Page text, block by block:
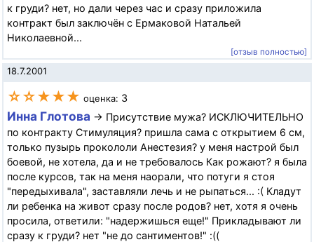
к груди? нет, но дали через час и сразу приложила
контракт был заключён с Ермаковой Натальей
Николаевной...
[отзыв полностью]
18.7.2001
☆☆★★★ оценка: 3
Инна Глотова → Присутствие мужа? ИСКЛЮЧИТЕЛЬНО
по контракту Стимуляция? пришла сама с открытием 6 см,
только пузырь прокололи Анестезия? у меня настрой был
боевой, не хотела, да и не требовалось Как рожают? я была
после курсов, так на меня наорали, что потуги я стоя
"передыхивала", заставляли лечь и не рыпаться... :( Кладут
ли ребенка на живот сразу после родов? нет, хотя я очень
просила, ответили: "надержишься еще!" Прикладывают ли
сразу к груди? нет "не до сантиментов!" :((